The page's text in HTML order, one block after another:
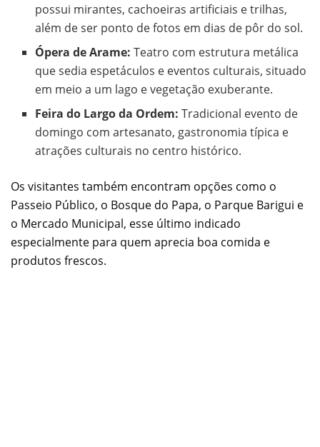
possui mirantes, cachoeiras artificiais e trilhas,
além de ser ponto de fotos em dias de pôr do sol.
Ópera de Arame: Teatro com estrutura metálica
que sedia espetáculos e eventos culturais, situado
em meio a um lago e vegetação exuberante.
Feira do Largo da Ordem: Tradicional evento de
domingo com artesanato, gastronomia típica e
atrações culturais no centro histórico.
Os visitantes também encontram opções como o
Passeio Público, o Bosque do Papa, o Parque Barigui e
o Mercado Municipal, esse último indicado
especialmente para quem aprecia boa comida e
produtos frescos.